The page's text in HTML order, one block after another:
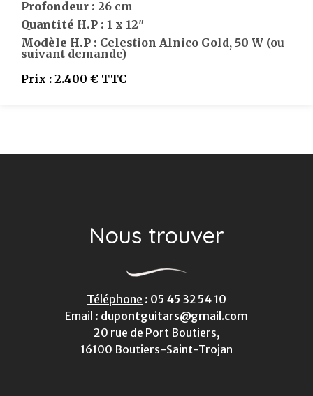
Profondeur : 26 cm
Quantité H.P : 1 x 12"
Modèle H.P : Celestion Alnico Gold, 50 W (ou
suivant demande)
Prix : 2.400 € TTC
Nous trouver
Téléphone : 05 45 32 54 10
Email : dupontguitars@gmail.com
20 rue de Port Boutiers,
16100 Boutiers-Saint-Trojan